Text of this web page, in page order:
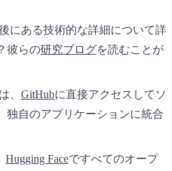
にある技術的な詳細について詳
彼らの研究ブログを読むことが
、 GitHubに直接アクセスしてソ
独自のアプリケーションに統合
Hugging Faceですべてのオープ